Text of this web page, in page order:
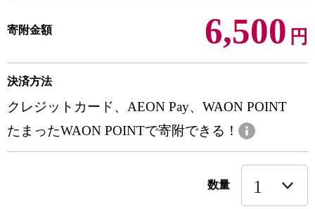
寄附金額 6,500 円
決済方法
クレジットカード、AEON Pay、WAON POINT
たまったWAON POINTで寄附できる！
数量